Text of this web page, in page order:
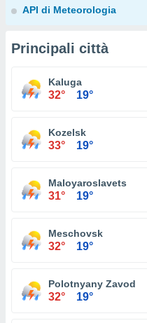
API di Meteorologia
Principali città
Kaluga
32° 19°
Kozelsk
33° 19°
Maloyaroslavets
31° 19°
Meschovsk
32° 19°
Polotnyany Zavod
32° 19°